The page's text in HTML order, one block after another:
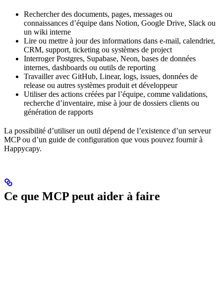
Rechercher des documents, pages, messages ou
connaissances d’équipe dans Notion, Google Drive, Slack ou
un wiki interne
Lire ou mettre à jour des informations dans e-mail, calendrier,
CRM, support, ticketing ou systèmes de project
Interroger Postgres, Supabase, Neon, bases de données
internes, dashboards ou outils de reporting
Travailler avec GitHub, Linear, logs, issues, données de
release ou autres systèmes produit et développeur
Utiliser des actions créées par l’équipe, comme validations,
recherche d’inventaire, mise à jour de dossiers clients ou
génération de rapports
La possibilité d’utiliser un outil dépend de l’existence d’un serveur
MCP ou d’un guide de configuration que vous pouvez fournir à
Happycapy.
Ce que MCP peut aider à faire